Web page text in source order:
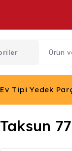
Ev Tipi Yedek
Taksun